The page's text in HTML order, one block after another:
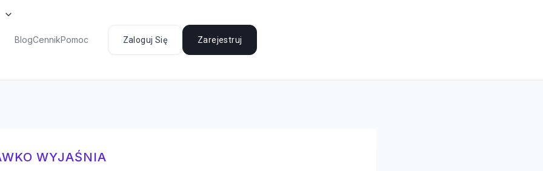
BlogCennikPomoc Zaloguj Się Zarejestruj
WYJAŚNIA